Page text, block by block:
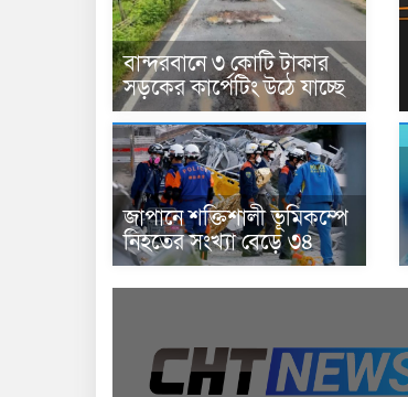
বান্দরবানে ৩ কোটি টাকার
সড়কের কার্পেটিং উঠে যাচ্ছে
জাপানে শক্তিশালী ভূমিকম্পে
নিহতের সংখ্যা বেড়ে ৩৪